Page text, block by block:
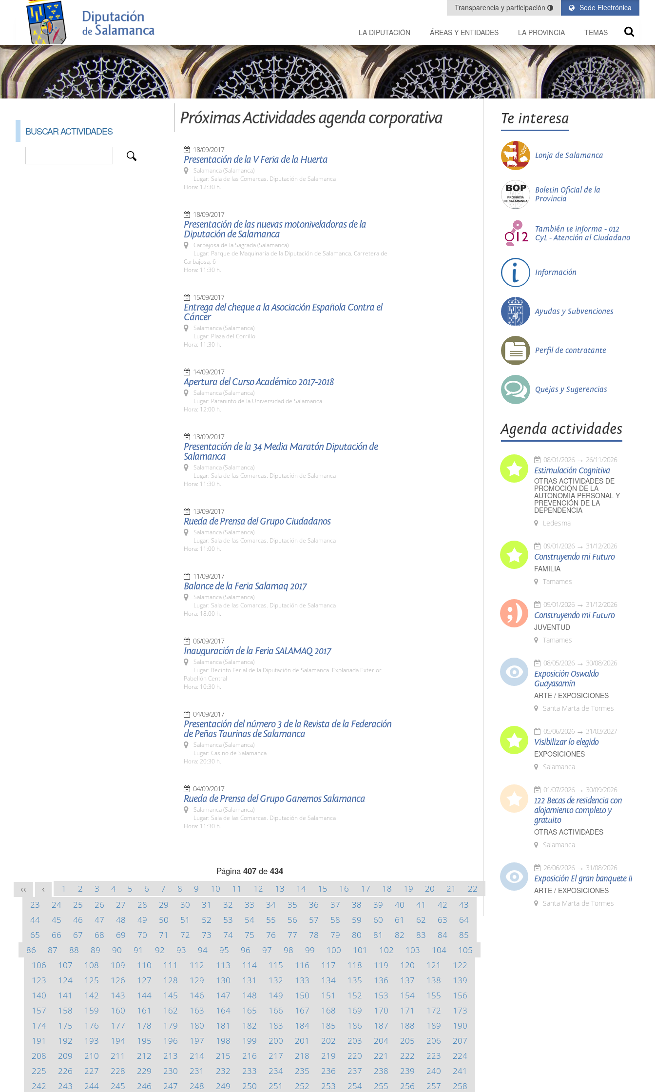
Sede Electrónica
Transparencia y participación
LA DIPUTACIÓN ÁREAS Y ENTIDADES LA PROVINCIA TEMAS
BUSCAR ACTIVIDADES
Próximas Actividades agenda corporativa
18/09/2017
Presentación de la V Feria de la Huerta
Salamanca (Salamanca)
Lugar: Sala de las Comarcas. Diputación de Salamanca
Hora: 12:30 h.
18/09/2017
Presentación de las nuevas motoniveladoras de la
Diputación de Salamanca
Carbajosa de la Sagrada (Salamanca)
Lugar: Parque de Maquinaria de la Diputación de Salamanca. Carretera de
Carbajosa, 6
Hora: 11:30 h.
15/09/2017
Entrega del cheque a la Asociación Española Contra el
Cáncer
Salamanca (Salamanca)
Lugar: Plaza del Corrillo
Hora: 11:30 h.
14/09/2017
Apertura del Curso Académico 2017-2018
Salamanca (Salamanca)
Lugar: Paraninfo de la Universidad de Salamanca
Hora: 12:00 h.
13/09/2017
Presentación de la 34 Media Maratón Diputación de
Salamanca
Salamanca (Salamanca)
Lugar: Sala de las Comarcas. Diputación de Salamanca
Hora: 11:30 h.
13/09/2017
Rueda de Prensa del Grupo Ciudadanos
Salamanca (Salamanca)
Lugar: Sala de las Comarcas. Diputación de Salamanca
Hora: 11:00 h.
11/09/2017
Balance de la Feria Salamaq 2017
Salamanca (Salamanca)
Lugar: Sala de las Comarcas. Diputación de Salamanca
Hora: 18:00 h.
06/09/2017
Inauguración de la Feria SALAMAQ 2017
Salamanca (Salamanca)
Lugar: Recinto Ferial de la Diputación de Salamanca. Explanada Exterior
Pabellón Central
Hora: 10:30 h.
04/09/2017
Presentación del número 3 de la Revista de la Federación
de Peñas Taurinas de Salamanca
Salamanca (Salamanca)
Lugar: Casino de Salamanca
Hora: 20:30 h.
04/09/2017
Rueda de Prensa del Grupo Ganemos Salamanca
Salamanca (Salamanca)
Lugar: Sala de las Comarcas. Diputación de Salamanca
Hora: 11:30 h.
Página 407de 434
<< < 1 2 3 4 5 6 7 8 9 10 11 12 13 14 15 16 17 18 19 20 21
22
23
24 25 26 27 28 29 30 31 32 33 34 35 36 37 38 39 40 41 42
43
44
45 46 47 48 49 50 51 52 53 54 55 56 57 58 59 60 61 62 63
64
65
66 67 68 69 70 71 72 73 74 75 76 77 78 79 80 81 82 83 84
85
86
87 88 89 90 91 92 93 94 95 96 97 98 99 100 101 102 103 104
105
106
107 108 109 110 111 112 113 114 115 116 117 118 119 120 121
122
123
124 125 126 127 128 129 130 131 132 133 134 135 136 137 138
139
140
141 142 143 144 145 146 147 148 149 150 151 152 153 154 155
156
157
158 159 160 161 162 163 164 165 166 167 168 169 170 171 172
173
174
175 176 177 178 179 180 181 182 183 184 185 186 187 188 189
190
191
192 193 194 195 196 197 198 199 200 201 202 203 204 205 206
207
208
209 210 211 212 213 214 215 216 217 218 219 220 221 222 223
224
225
226 227 228 229 230 231 232 233 234 235 236 237 238 239 240
241
242
243 244 245 246 247 248 249 250 251 252 253 254 255 256 257 258
Te interesa
Lonja de Salamanca
Boletín Oficial de la
Provincia
También te informa - 012
CyL - Atención al Ciudadano
Información
Ayudas y Subvenciones
Perfil de contratante
Quejas y Sugerencias
Agenda actividades
08/01/2026 26/11/2026
Estimulación Cognitiva
OTRAS ACTIVIDADES DE
PROMOCIÓN DE LA
AUTONOMÍA PERSONAL Y
PREVENCIÓN DE LA
DEPENDENCIA
Ledesma
09/01/2026 31/12/2026
Construyendo mi Futuro
FAMILIA
Tamames
09/01/2026 31/12/2026
Construyendo mi Futuro
JUVENTUD
Tamames
08/05/2026 30/08/2026
Exposición Oswaldo
Guayasamín
ARTE / EXPOSICIONES
Santa Marta de Tormes
05/06/2026 31/03/2027
Visibilizar lo elegido
EXPOSICIONES
Salamanca
01/07/2026 30/09/2026
122 Becas de residencia con
alojamiento completo y
gratuito
OTRAS ACTIVIDADES
Salamanca
26/06/2026 31/08/2026
Exposición El gran banquete II
ARTE / EXPOSICIONES
Santa Marta de Tormes